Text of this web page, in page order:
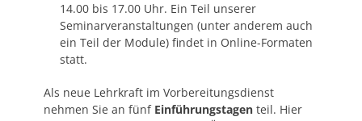
14.00 bis 17.00 Uhr. Ein Teil unserer
Seminarveranstaltungen (unter anderem auch
ein Teil der Module) findet in Online-Formaten
statt.
Als neue Lehrkraft im Vorbereitungsdienst
nehmen Sie an fünf Einführungstagen teil. Hier